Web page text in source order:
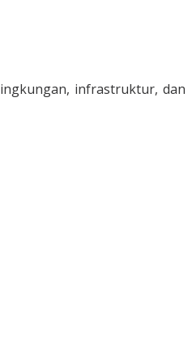
infrastruktur, dan